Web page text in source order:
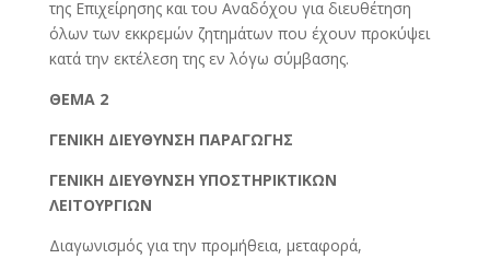
της Επιχείρησης και του Αναδόχου για διευθέτηση
όλων των εκκρεμών ζητημάτων που έχουν προκύψει
κατά την εκτέλεση της εν λόγω σύμβασης.
ΘΕΜΑ 2
ΓΕΝΙΚΗ ΔΙΕΥΘΥΝΣΗ ΠΑΡΑΓΩΓΗΣ
ΓΕΝΙΚΗ ΔΙΕΥΘΥΝΣΗ ΥΠΟΣΤΗΡΙΚΤΙΚΩΝ
ΛΕΙΤΟΥΡΓΙΩΝ
Διαγωνισμός για την προμήθεια, μεταφορά,